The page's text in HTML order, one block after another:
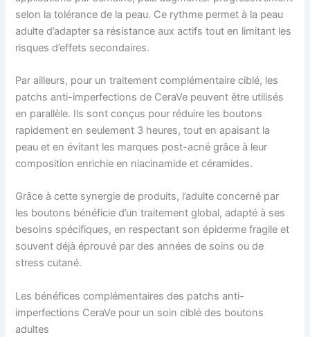
selon la tolérance de la peau. Ce rythme permet à la peau
adulte d’adapter sa résistance aux actifs tout en limitant les
risques d’effets secondaires.
Par ailleurs, pour un traitement complémentaire ciblé, les
patchs anti-imperfections de CeraVe peuvent être utilisés
en parallèle. Ils sont conçus pour réduire les boutons
rapidement en seulement 3 heures, tout en apaisant la
peau et en évitant les marques post-acné grâce à leur
composition enrichie en niacinamide et céramides.
Grâce à cette synergie de produits, l’adulte concerné par
les boutons bénéficie d’un traitement global, adapté à ses
besoins spécifiques, en respectant son épiderme fragile et
souvent déjà éprouvé par des années de soins ou de
stress cutané.
Les bénéfices complémentaires des patchs anti-
imperfections CeraVe pour un soin ciblé des boutons
adultes